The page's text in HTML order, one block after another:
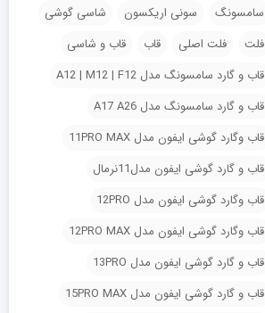
سامسونگ
سونی اریکسون
شاسی گوشی
فلت
فلت اصلی قاب
قاب و شاسی
قاب و گارد سامسونگ مدل A12 | M12 | F12
قاب و گارد سامسونگ مدل A17 A26
قاب وگارد گوشی ایفون مدل 11PRO MAX
قاب و گارد گوشی ایفون مدل11نرمال
قاب وگارد گوشی ایفون مدل 12PRO
قاب وگارد گوشی ایفون مدل 12PRO MAX
قاب و گارد گوشی ایفون مدل 13PRO
قاب و گارد گوشی ایفون مدل 15PRO MAX